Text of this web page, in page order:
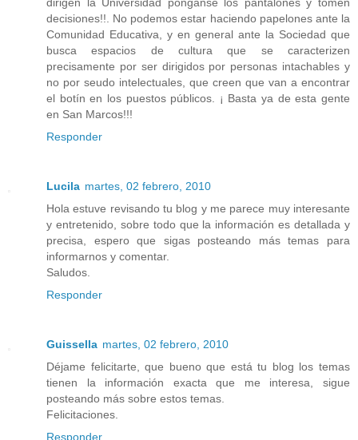
decisiones!!. No podemos estar haciendo papelones ante la
Comunidad Educativa, y en general ante la Sociedad que
busca espacios de cultura que se caracterizen
precisamente por ser dirigidos por personas intachables y
no por seudo intelectuales, que creen que van a encontrar
el botín en los puestos públicos. ¡ Basta ya de esta gente
en San Marcos!!!
Responder
Lucila martes, 02 febrero, 2010
Hola estuve revisando tu blog y me parece muy interesante
y entretenido, sobre todo que la información es detallada y
precisa, espero que sigas posteando más temas para
informarnos y comentar.
Saludos.
Responder
Guissella martes, 02 febrero, 2010
Déjame felicitarte, que bueno que está tu blog los temas
tienen la información exacta que me interesa, sigue
posteando más sobre estos temas.
Felicitaciones.
Responder